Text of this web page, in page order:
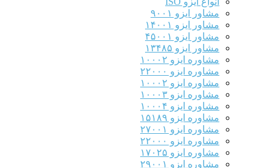
مشاور ایزو ۹۰۰۱
مشاور ایزو ۱۴۰۰۱
مشاور ایزو ۴۵۰۰۱
مشاور ایزو ۱۳۴۸۵
مشاوره ایزو ۱۰۰۰۲
مشاوره ایزو ۲۲۰۰۰
مشاوره ایزو ۱۰۰۰۲
مشاوره ایزو ۱۰۰۰۳
مشاوره ایزو ۱۰۰۰۴
مشاوره ایزو ۱۵۱۸۹
مشاوره ایزو ۲۷۰۰۱
مشاوره ایزو ۲۲۰۰۰
مشاوره ایزو ۱۷۰۲۵
مشاوره ایزو ۲۹۰۰۱